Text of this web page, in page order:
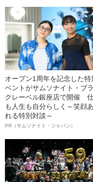
オープン1周年を記念した特
ベントがサムソナイト・ブ
クレーベル銀座店で開催
も人生も自分らしく～笑顔
れる特別対談～
PR（サムソナイト・ジャパン）